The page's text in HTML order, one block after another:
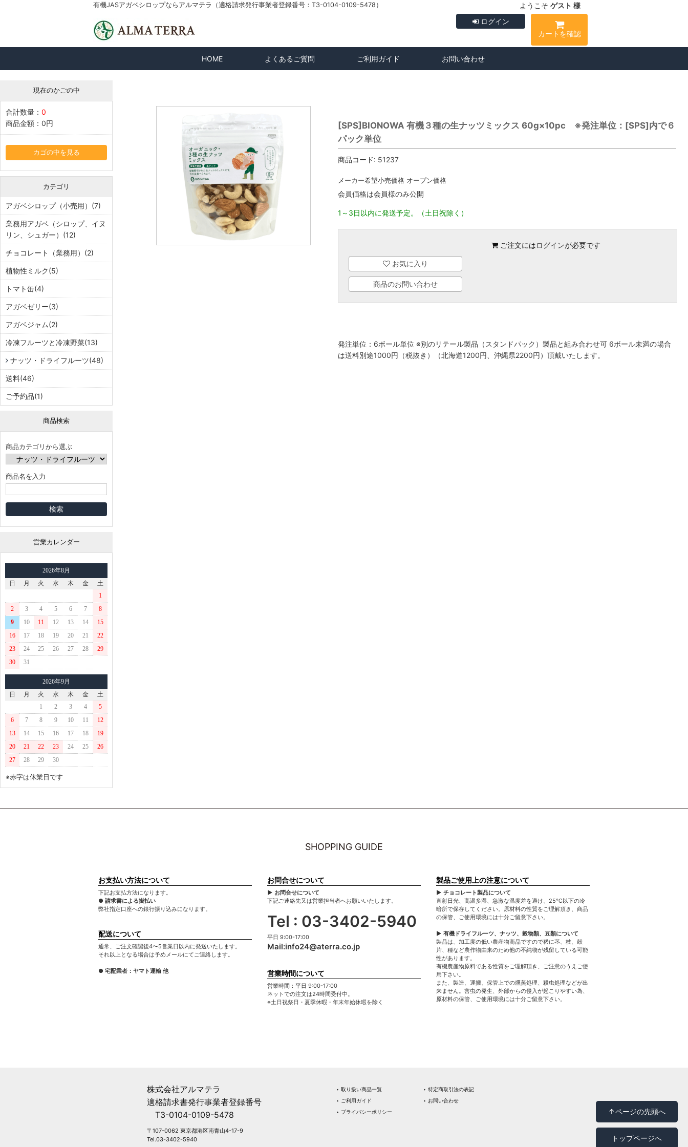
有機JASアガベシロップならアルマテラ（適格請求発行事業者登録番号：T3-0104-0109-5478） ようこそ ゲスト 様
ログイン
カートを確認
HOME よくあるご質問 ご利用ガイド お問い合わせ
現在のかごの中
合計数量： 0
商品金額： 0円
カゴの中を見る
カテゴリ
アガベシロップ（小売用）(7)
業務用アガベ（シロップ、イヌ
リン、シュガー）(12)
チョコレート（業務用）(2)
植物性ミルク(5)
トマト缶(4)
アガベゼリー(3)
アガベジャム(2)
冷凍フルーツと冷凍野菜(13)
ナッツ・ドライフルーツ(48)
送料(46)
ご予約品(1)
商品検索
商品カテゴリから選ぶ
商品名を入力
営業カレンダー
2026年8月
日
月 火 水 木 金
土
1
2
3 4 5 6 7
8
9
10 11 12 13 14
15
16
17 18 19 20 21
22
23
24 25 26 27 28
29
30
31
2026年9月
日
月 火 水 木 金
土
1
2 3 4
5
6
7 8 9 10 11
12
13
14 15 16 17 18
19
20
21 22 23 24 25
26
27
28 29 30
※赤字は休業日です
[SPS]BIONOWA 有機３種の生ナッツミックス 60g×10pc ※発注単位：[SPS]内で６
パック単位
商品コード: 51237
メーカー希望小売価格 オープン価格
会員価格は会員様のみ公開
1～3日以内に発送予定。（土日祝除く）
ご注文にはログインが必要です
お気に入り
商品のお問い合わせ
発注単位：6ボール単位 ※別のリテール製品（スタンドパック）製品と組み合わせ可 6ボール未満の場合
は送料別途1000円（税抜き）（北海道1200円、沖縄県2200円）頂戴いたします。
↑ページの先頭へ
トップページへ
SHOPPING GUIDE
お支払い方法について
下記お支払方法になります。
● 請求書による掛払い
弊社指定口座への銀行振り込みになります。
配送について
通常、ご注文確認後4〜5営業日以内に発送いたします。
それ以上となる場合は予めメールにてご連絡します。
● 宅配業者：ヤマト運輸 他
お問合せについて
▶ お問合せについて
下記ご連絡先又は営業担当者へお願いいたします。
Tel : 03-3402-5940
平日 9:00-17:00
Mail:info24@aterra.co.jp
営業時間について
営業時間：平日 9:00-17:00
ネットでの注文は24時間受付中。
※土日祝祭日・夏季休暇・年末年始休暇を除く
製品ご使用上の注意について
▶ チョコレート製品について
直射日光、高温多湿、急激な温度差を避け、25℃以下の冷
暗所で保存してください。原材料の性質をご理解頂き、商品
の保管、ご使用環境には十分ご留意下さい。
▶ 有機ドライフルーツ、ナッツ、穀物類、豆類について
製品は、加工度の低い農産物商品ですので稀に茎、枝、殻
片、種など農作物由来のため他の不純物が残留している可能
性があります。
有機農産物原料である性質をご理解頂き、ご注意のうえご使
用下さい。
また、製造、運搬、保管上での燻蒸処理、殺虫処理などが出
来ません。害虫の発生、外部からの侵入が起こりやすい為、
原材料の保管、ご使用環境には十分ご留意下さい。
株式会社アルマテラ
適格請求書発行事業者登録番号
T3-0104-0109-5478
〒107-0062 東京都港区南青山4-17-9
Tel.03-3402-5940
‣ 取り扱い商品一覧
‣ ご利用ガイド
‣ プライバシーポリシー
‣ 特定商取引法の表記
‣ お問い合わせ